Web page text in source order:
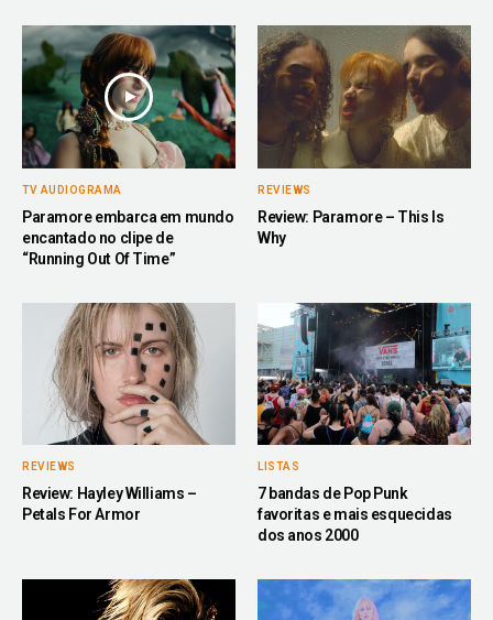
TV AUDIOGRAMA
Paramore embarca em mundo
encantado no clipe de
“Running Out Of Time”
REVIEWS
Review: Paramore – This Is
Why
REVIEWS
Review: Hayley Williams –
Petals For Armor
LISTAS
7 bandas de Pop Punk
favoritas e mais esquecidas
dos anos 2000